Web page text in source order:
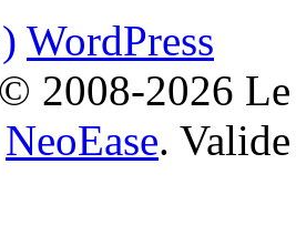
WordPress
2008-2026
NeoEase.